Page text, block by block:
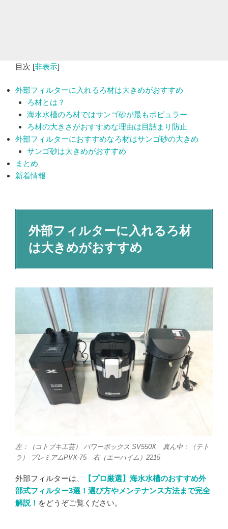
目次 [非表示]
外部フィルターに入れるろ材は大きめがおすすめ
ろ材とは？
海水水槽のろ材ではサンゴ砂が最もポピュラー
ろ材の大きさがおすすめな理由は目詰まり防止
外部フィルターにおすすめなろ材はサンゴ砂の大きめ
サンゴ砂は大きめがおすすめ
まとめ
新着情報
外部フィルターに入れるろ材
は大きめがおすすめ
左：（コトブキ工芸） パワーボックス SV550X 真ん中：（テト
ラ） プレミアムPVX-75 右（エーハイム）2215
外部フィルターは、
【プロ厳選】海水水槽のおすすめ外
部式フィルター3選！選び方やメンテナンス方法まで完全
解説！ をどうぞご覧ください。